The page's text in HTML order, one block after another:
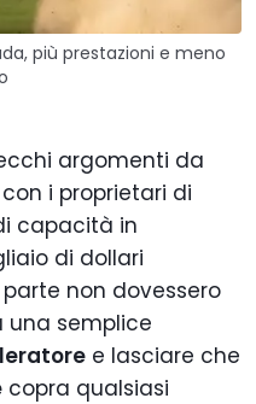
più prestazioni e meno
argomenti da
i proprietari di
capacità in
di dollari
non dovessero
una semplice
e lasciare che
copra qualsiasi